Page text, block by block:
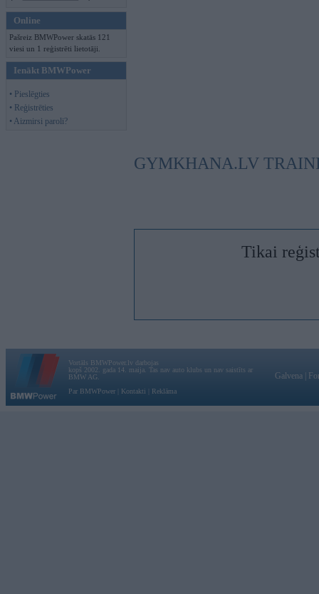
Online
Pašreiz BMWPower skatās 121
viesi un 1 reģistrēti lietotāji.
Ienākt BMWPower
• Pieslēgties
• Reģistrēties
• Aizmirsi paroli?
GYMKHANA.LV
Tikai
Vortāls BMWPower.lv darbojas
kopš 2002. gada 14. maija. Tas nav auto klubs un nav saistīts ar
BMW AG.
Par BMWPower
Kontakti Reklāma
Galvena